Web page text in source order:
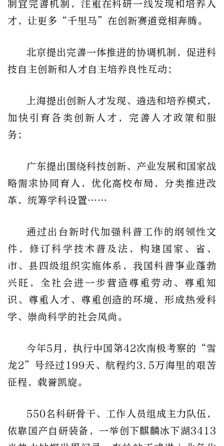
制宜完善机制，注重在科研一线发现和培养人
才，让更多“千里马”在创新赛道竞相奔腾。
北京提出完善一体推进的协调机制，促进科
技自主创新和人才自主培养良性互动；
上海提出创新人才发现、遴选和培养模式，
加快引育各类创新人才，完善人才政策和服
务；
广东提出围绕科技创新、产业发展和国家战
略需求协同育人，优化高校布局，分类推进改
革，统筹学科设置……
通过出台新时代加强科普工作的纲领性文
件，修订科学技术普及法，构建国家、省、
市、县四级组织实施体系，我国科普事业蓬勃
兴旺，全社会进一步营造尊重劳动、尊重知
识、尊重人才、尊重创造的环境，形成热爱科
学、崇尚科学的社会风尚。
今年5月，执行中国第42次南极考察的“雪
龙2”号经过199天、航程约3.5万海里的艰苦
征程，载誉凯旋。
550名科研骨干、工作人员组成主力队伍，
依靠国产自研装备，一举创下麒麟冰下湖3413